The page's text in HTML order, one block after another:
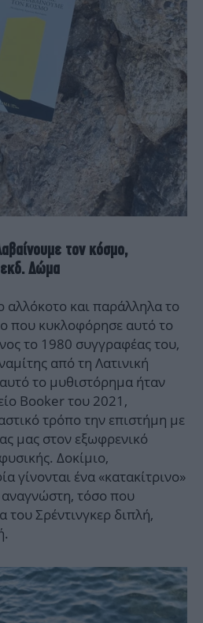
τον κόσμο,
Δώμα
αλλόκοτο και παράλληλα το
που κυκλοφόρησε αυτό το
το 1980 συγγραφέας του,
από τη Λατινική
το μυθιστόρημα ήταν
Booker του 2021,
τρόπο την επιστήμη με
μας στον εξωφρενικό
Δοκίμιο,
γίνονται ένα «κατακίτρινο»
αναγνώστη, τόσο που
του Σρέντινγκερ διπλή,